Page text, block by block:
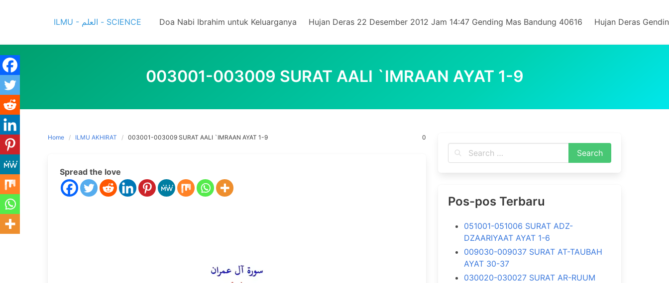
ILMU - العلم - SCIENCE Doa Nabi Ibrahim untuk Keluarganya Hujan Deras 22 Desember 2012 Jam 14:47 Gending Mas Bandung 40616 Hujan Deras
003001-003009 SURAT AALI `IMRAAN AYAT 1-9
Home ILMU AKHIRAT 003001-003009 SURAT AALI `IMRAAN AYAT 1-9 0
Spread the love
Pos-pos Terbaru
051001-051006 SURAT ADZ-
DZAARIYAAT AYAT 1-6
009030-009037 SURAT AT-TAUBAH
AYAT 30-37
030020-030027 SURAT AR-RUUM